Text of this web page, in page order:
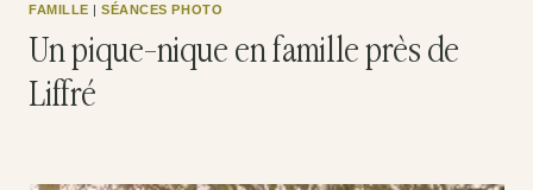
FAMILLE |SÉANCES PHOTO
Un pique-nique en famille près de
Liffré